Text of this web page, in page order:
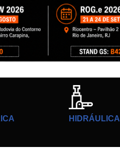
HIDRÁULICA